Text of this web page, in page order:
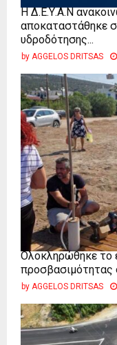
Η Δ.Ε.Υ.Α.Ν
αποκαταστάθηκε
υδροδότησης...
by AGGELOS DRITSAS
Ολοκληρώθηκε το
προσβασιμότητας
by AGGELOS DRITSAS